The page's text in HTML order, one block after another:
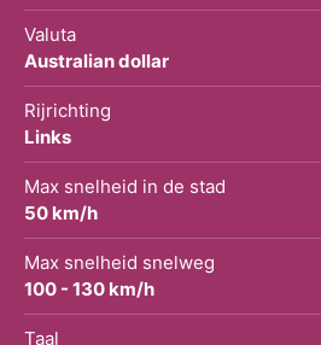
Valuta
Australian dollar
Rijrichting
Links
Max snelheid in de stad
50 km/h
Max snelheid snelweg
100 - 130 km/h
Taal